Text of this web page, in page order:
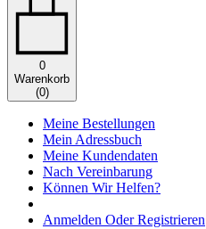
0
Warenkorb
(0)
Meine Bestellungen
Mein Adressbuch
Meine Kundendaten
Nach Vereinbarung
Können Wir Helfen?
Anmelden Oder Registrieren